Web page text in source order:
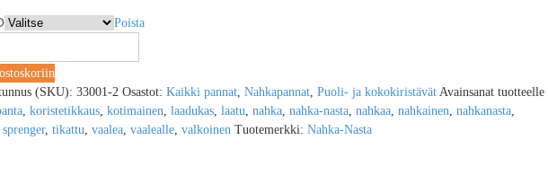
Poista
(SKU): 33001-2 Osastot: Kaikki pannat, Nahkapannat, Puoli- ja kokokiristävät Avainsanat tuotteelle
, koristetikkaus, kotimainen laadukas, laatu nahka, nahka-nasta, nahkaa, nahkainen nahkanasta,
sprenger, tikattu vaalea, vaalealle, valkoinen Tuotemerkki: Nahka-Nasta